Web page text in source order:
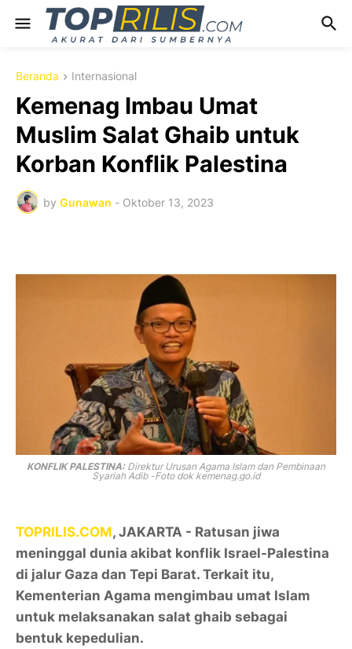
Beranda Internasional
Kemenag Imbau Umat
Muslim Salat Ghaib untuk
Korban Konflik Palestina
by Gunawan - Oktober 13, 2023
KONFLIK PALESTINA:Direktur Urusan Agama Islam dan Pembinaan
Syariah Adib -Foto dok kemenag.go.id
TOPRILIS.COM, JAKARTA - Ratusan jiwa
meninggal dunia akibat konflik Israel-Palestina
di jalur Gaza dan Tepi Barat. Terkait itu,
Kementerian Agama mengimbau umat Islam
untuk melaksanakan salat ghaib sebagai
bentuk kepedulian.